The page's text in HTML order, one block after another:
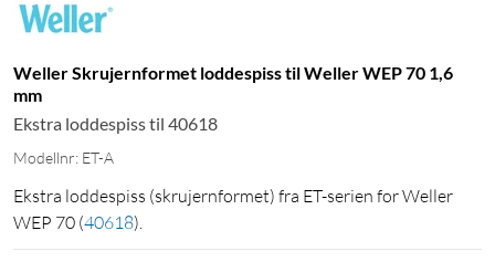
Weller Skrujernformet loddespiss til Weller WEP 70 1,6
mm
Ekstra loddespiss til 40618
Modellnr: ET-A
Ekstra loddespiss (skrujernformet) fra ET-serien for Weller
WEP 70 (40618).